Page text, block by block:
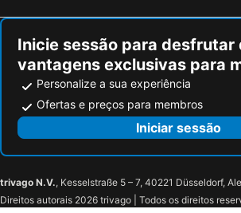
Inicie sessão para desfrutar
vantagens exclusivas para
Personalize a sua experiência
Ofertas e preços para membros
Iniciar sessão
trivago N.V., Kesselstraße 5 – 7, 40221 Düsseldorf,
Direitos autorais 2026 trivago | Todos os direitos